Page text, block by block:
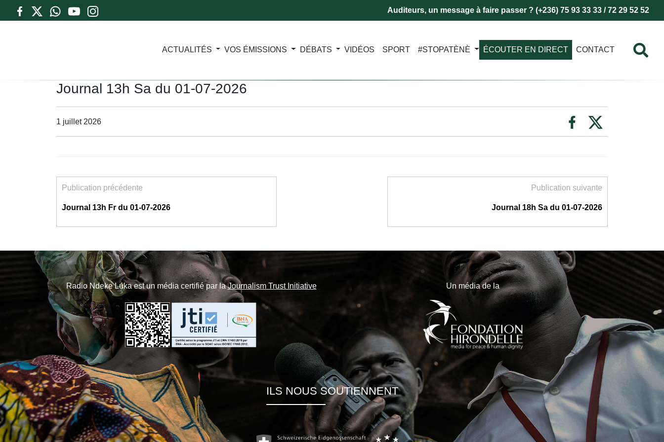
Auditeurs, un message à faire passer ? (+236) 75 93 33 33 / 72 29 52 52
ACTUALITÉS VOS ÉMISSIONS DÉBATS VIDÉOS SPORT #STOPATÈNÈ ÉCOUTER EN DIRECT CONTACT
Journal 13h Sa du 01-07-2026
1 juillet 2026
Publication précédente
Journal 13h Fr du 01-07-2026
Publication suivante
Journal 18h Sa du 01-07-2026
Radio Ndeke Luka est un média certifié par laJournalism Trust Initiative Un média de la
ILS NOUS SOUTIENNENT